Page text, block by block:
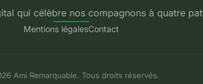
qui célèbre nos compagnons à quatre
Mentions légalesContact
Ami Remarquable. Tous droits réservés.